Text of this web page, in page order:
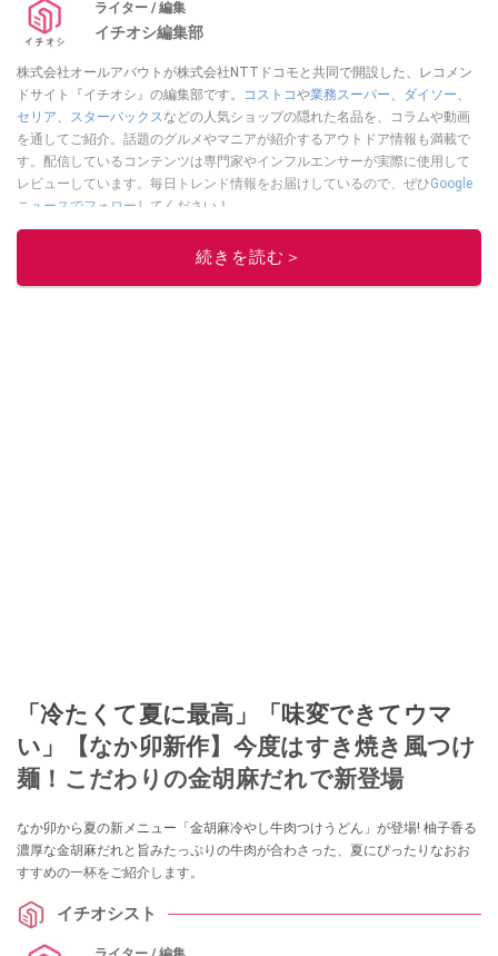
ライター / 編集
イチオシ編集部
株式会社オールアバウトが株式会社NTTドコモと共同で開設した、レコメン
ドサイト『イチオシ』の編集部です。
コストコや業務スーパー ダイソー
セリア
スターバックス などの人気ショップの隠れた名品を、コラムや動画
を通してご紹介。話題のグルメやマニアが紹介するアウトドア情報も満載で
す。配信しているコンテンツは専門家やインフルエンサーが実際に使用して
レビューしています。毎日トレンド情報をお届けしているので、ぜひGoogle
ニュースでフォロー してください！
続きを読む＞
「冷たくて夏に最高」「味変できてウマ
い」【なか卯新作】今度はすき焼き風つけ
麺！こだわりの金胡麻だれで新登場
なか卯から夏の新メニュー「金胡麻冷やし牛肉つけうどん」が登場! 柚子香る
濃厚な金胡麻だれと旨みたっぷりの牛肉が合わさった、夏にぴったりなおお
すすめの一杯をご紹介します。
イチオシスト